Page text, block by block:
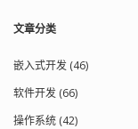
文章分类
嵌入式开发 (46)
软件开发 (66)
操作系统 (42)